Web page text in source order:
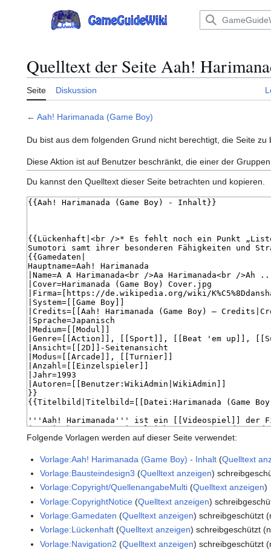
Hauptmenü
Quelltext der Seite Aah!
Seite Diskussion
← Aah! Harimanada (Game Boy)
Du bist aus dem folgenden Grund nicht berechtigt, die Seite zu
Diese Aktion ist auf Benutzer beschränkt, die einer der Gruppen
Du kannst den Quelltext dieser Seite betrachten und kopieren.
Folgende Vorlagen werden auf dieser Seite verwendet:
Vorlage:Aah! Harimanada (Game Boy) - Inhalt (Quelltext
Vorlage:Bausteindesign3 (Quelltext anzeigen)
Vorlage:Copyright/QuellenangabeMulti (Quelltext anzeigen)
Vorlage:CopyrightNotice (Quelltext anzeigen)
Vorlage:Gamedaten (Quelltext anzeigen) schreibgeschützt
Vorlage:Lückenhaft (Quelltext anzeigen) schreibgeschützt
Vorlage:Navigation2 (Quelltext anzeigen) schreibgeschützt